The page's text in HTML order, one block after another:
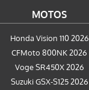
MOTOS
Honda Vision 110 2026
CFMoto 800NK 2026
Voge SR450X 2026
Suzuki GSX-S125 2026